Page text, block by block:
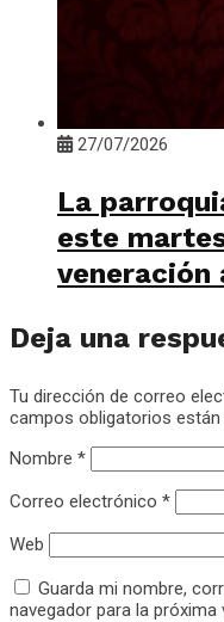
27/07/2026
La
este
veneración
Deja una
Tu dirección de correo
campos obligatorios
Nombre *
Correo electrónico *
Web
Guarda mi nombre,
navegador para la próxima